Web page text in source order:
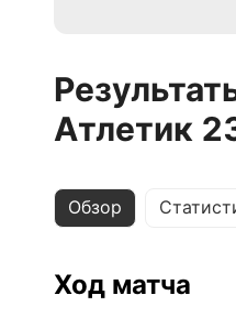
Атлетик
Обзор
Ход матча